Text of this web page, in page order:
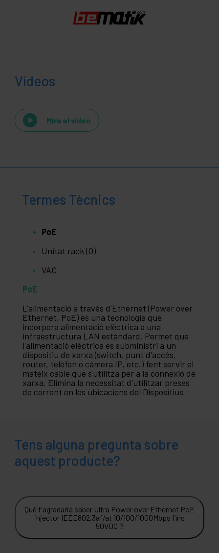
Vídeos
Mira el vídeo
Termes Tècnics
PoE
Unitat rack (O)
VAC
PoE
L'alimentació a través d'Ethernet (Power over
Ethernet, PoE) és una tecnologia que
incorpora alimentació elèctrica a una
infraestructura LAN estàndard. Permet que
l'alimentació elèctrica es subministri a un
dispositiu de xarxa (switch, punt d'accés,
router, telèfon o càmera IP, etc.) fent servir el
mateix cable que s'utilitza per a la connexió de
xarxa. Elimina la necessitat d'utilitzar preses
de corrent en les ubicacions del Dispositius
Tens alguna pregunta sobre
aquest producte?
Què t'agradaria saber Ultra Power over Ethernet PoE
injector IEEE802.3af/at 10/100/1000Mbps fins
50VDC ?